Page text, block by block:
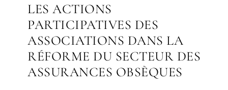
LES ACTIONS
PARTICIPATIVES DES
ASSOCIATIONS DANS LA
RÉFORME DU SECTEUR DES
ASSURANCES OBSÈQUES